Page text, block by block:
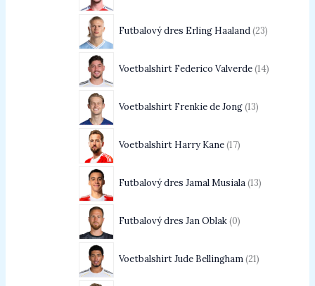
Futbalový dres Erling Haaland 23
Voetbalshirt Federico Valverde 14
Voetbalshirt Frenkie de Jong 13
Voetbalshirt Harry Kane 17
Futbalový dres Jamal Musiala 13
Futbalový dres Jan Oblak 0
Voetbalshirt Jude Bellingham 21